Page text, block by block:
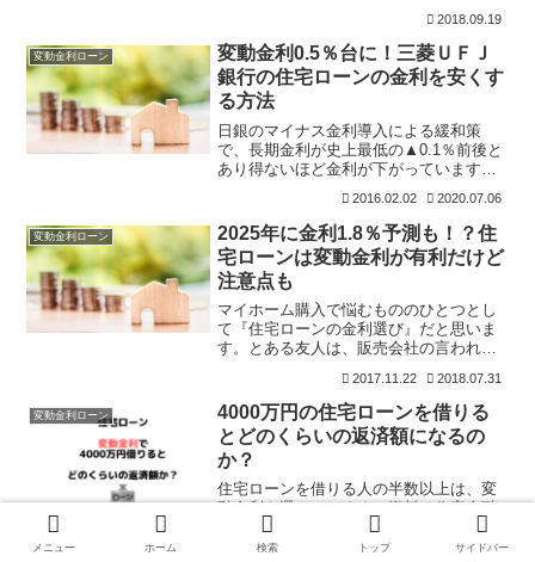
きているのは、銀行側からすると「金利
上昇した際に金利を上げることができ
る」からです。固定金利を
2018.09.19
変動金利ローン
変動金利0.5％台に！三菱ＵＦＪ
銀行の住宅ローンの金利を安くす
る方法
日銀のマイナス金利導入による緩和策
で、長期金利が史上最低の▲0.1％前後と
あり得ないほど金利が下がっています
すが、預けると逆に金利を日銀に支払わ
なければならなくなるので、ほかにお金
を回すだろうというのがこ
2016.02.02 2020.07.06
変動金利ローン
2025年に金利1.8％予測も！？住
宅ローンは変動金利が有利だけど
注意点も
マイホーム購入で悩むもののひとつとし
て『住宅ローンの金利選び』だと思いま
す。とある友人は、販売会社の言われた
金利で組んだのか？を聞いたときに「わ
からん」という一言でした。私は、提携
住宅ローンには否定的なと
2017.11.22 2018.07.31
変動金利ローン
4000万円の住宅ローンを借りる
とどのくらいの返済額になるの
か？
住宅ローンを借りる人の半数以上は、変
動金利を選んでいます（資料：住宅金融
支援機構）。私はフラット35を借りてい
ますが、変動金利でもよかったかなと思
2019.02.19 2019.07.24
メニュー ホーム 検索 トップ サイドバー